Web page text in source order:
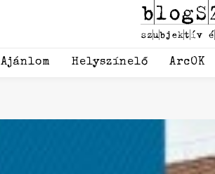
Ajánlom Helyszínelő ArcOK